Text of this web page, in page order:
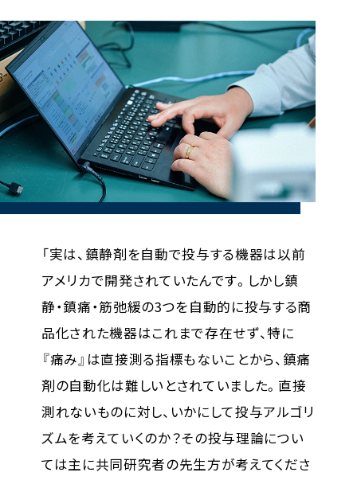
「実は、鎮静剤を自動で投与する機器は以前
アメリカで開発されていたんです。しかし鎮
静・鎮痛・筋弛緩の3つを自動的に投与する商
品化された機器はこれまで存在せず、特に
『痛み』は直接測る指標もないことから、鎮痛
剤の自動化は難しいとされていました。直接
測れないものに対し、いかにして投与アルゴリ
ズムを考えていくのか？その投与理論につい
ては主に共同研究者の先生方が考えてくださ